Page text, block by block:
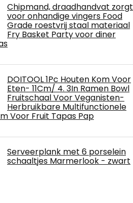
Chipmand, draadhandvat zorgt
voor onhandige vingers Food
Grade roestvrij staal materiaal
Fry Basket Party voor diner
DOITOOL 1Pc Houten Kom Voor
Eten- 11Cm/ 4. 3In Ramen Bowl
Fruitschaal Voor Veganisten-
Herbruikbare Multifunctionele
Voor Fruit Tapas Pap
Serveerplank met 6 porselein
schaaltjes Marmerlook - zwart